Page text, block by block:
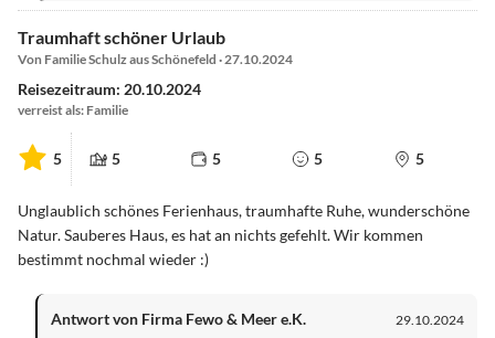
Traumhaft schöner Urlaub
Von Familie Schulz aus Schönefeld · 27.10.2024
Reisezeitraum: 20.10.2024
verreist als: Familie
5 5 5 5 5
Unglaublich schönes Ferienhaus, traumhafte Ruhe, wunderschöne
Natur. Sauberes Haus, es hat an nichts gefehlt. Wir kommen
bestimmt nochmal wieder :)
Antwort von Firma Fewo & Meer e.K.
29.10.2024